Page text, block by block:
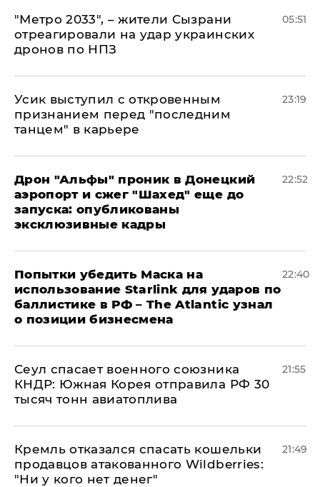
"Метро 2033", – жители Сызрани
отреагировали на удар украинских
дронов по НПЗ
05:51
Усик выступил с откровенным
признанием перед "последним
танцем" в карьере
23:19
Дрон "Альфы" проник в Донецкий
аэропорт и сжег "Шахед" еще до
запуска: опубликованы
эксклюзивные кадры
22:52
Попытки убедить Маска на
использование Starlink для ударов по
баллистике в РФ – The Atlantic узнал
о позиции бизнесмена
22:40
​Сеул спасает военного союзника
КНДР: Южная Корея отправила РФ 30
тысяч тонн авиатоплива
21:55
Кремль отказался спасать кошельки
продавцов атакованного Wildberries:
"Ни у кого нет денег"
21:49